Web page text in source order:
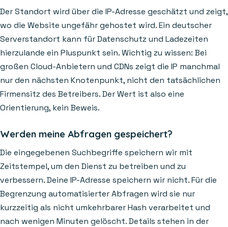
Der Standort wird über die IP-Adresse geschätzt und zeigt,
wo die Website ungefähr gehostet wird. Ein deutscher
Serverstandort kann für Datenschutz und Ladezeiten
hierzulande ein Pluspunkt sein. Wichtig zu wissen: Bei
großen Cloud-Anbietern und CDNs zeigt die IP manchmal
nur den nächsten Knotenpunkt, nicht den tatsächlichen
Firmensitz des Betreibers. Der Wert ist also eine
Orientierung, kein Beweis.
Werden meine Abfragen gespeichert?
Die eingegebenen Suchbegriffe speichern wir mit
Zeitstempel, um den Dienst zu betreiben und zu
verbessern. Deine IP-Adresse speichern wir nicht. Für die
Begrenzung automatisierter Abfragen wird sie nur
kurzzeitig als nicht umkehrbarer Hash verarbeitet und
nach wenigen Minuten gelöscht. Details stehen in der